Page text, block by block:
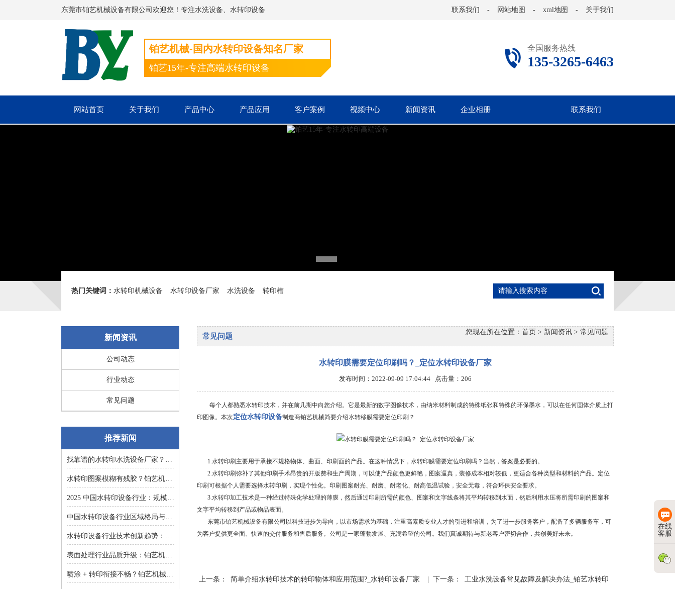
东莞市铂艺机械设备有限公司欢迎您！专注水洗设备、水转印设备 联系我们 - 网站地图 - xml地图 - 关于我们
铂艺机械-国内水转印设备知名厂家
铂艺15年-专注高端水转印设备
全国服务热线
135-3265-6463
网站首页 关于我们 产品中心 产品应用 客户案例 视频中心 新闻资讯 企业相册 联系我们
热门关键词： 水转印机械设备 水转印设备厂家 水洗设备 转印槽
新闻资讯
公司动态
行业动态
常见问题
推荐新闻
找靠谱的水转印水洗设备厂家？东莞铂艺机械提供一对一非标定制
水转印图案模糊有残胶？铂艺机械自动化水洗设备一键解决难题
2025 中国水转印设备行业：规模扩张、结构优化与增长逻辑深度解析
中国水转印设备行业区域格局与投资机会：集群效应与增量市场的双重红利
水转印设备行业技术创新趋势：智能化、环保化与精密化的突围之路
表面处理行业品质升级：铂艺机械水转印设备重塑装饰工艺新标准
喷涂 + 转印衔接不畅？铂艺机械：自动喷涂生产线 + 水转印设备，实现全流程自动化
您现在所在位置： 首页 > 新闻资讯 > 常见问题
常见问题
水转印膜需要定位印刷吗？_定位水转印设备厂家
发布时间：2022-09-09 17:04:44 点击量： 206
每个人都熟悉水转印技术，并在前几期中向您介绍。它是最新的数字图像技术，由纳米材料制成的特殊纸张和特殊的环保墨水，可以在任何固体介质上打
印图像。本次定位水转印设备制造商铂艺机械简要介绍水转移膜需要定位印刷？
1.水转印刷主要用于承接不规格物体、曲面、印刷面的产品。在这种情况下，水转印膜需要定位印刷吗？当然，答案是必要的。
2.水转印刷弥补了其他印刷手术昂贵的开版费和生产周期，可以使产品颜色更鲜艳，图案逼真，装修成本相对较低，更适合各种类型和材料的产品。定位
印刷可根据个人需要选择水转印刷，实现个性化。印刷图案耐光、耐磨、耐老化、耐高低温试验，安全无毒，符合环保安全要求。
3.水转印加工技术是一种经过特殊化学处理的薄膜，然后通过印刷所需的颜色、图案和文字线条将其平均转移到水面，然后利用水压将所需印刷的图案和
文字平均转移到产品或物品表面。
东莞市铂艺机械设备有限公司以科技进步为导向，以市场需求为基础，注重高素质专业人才的引进和培训，为了进一步服务客户，配备了多辆服务车，可
为客户提供更全面、快速的交付服务和售后服务。公司是一家蓬勃发展、充满希望的公司。我们真诚期待与新老客户密切合作，共创美好未来。
上一条： 简单介绍水转印技术的转印物体和应用范围?_水转印设备厂家 | 下一条： 工业水洗设备常见故障及解决办法_铂艺水转印
在线
客服